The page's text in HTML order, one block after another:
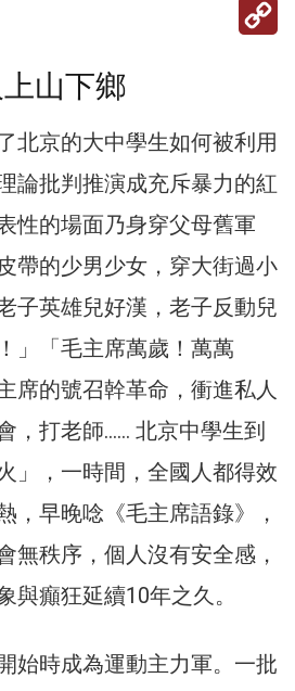
山下鄉
北京的大中學生如何被利用
論批判推演成充斥暴力的紅
性的場面乃身穿父母舊軍
帶的少男少女，穿大街過小
子英雄兒好漢，老子反動兒
」「毛主席萬歲！萬萬
席的號召幹革命，衝進私人
，打老師…… 北京中學生到
」，一時間，全國人都得效
，早晚唸《毛主席語錄》，
無秩序，個人沒有安全感，
與癲狂延續10年之久。
始時成為運動主力軍。一批